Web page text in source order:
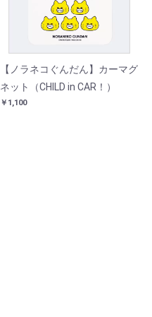
【ノラネコぐんだん】カーマグ
ネット（CHILD in CAR！）
￥1,100